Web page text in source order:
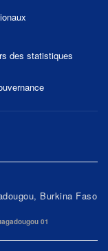
des statistiques
Burkina Faso
01